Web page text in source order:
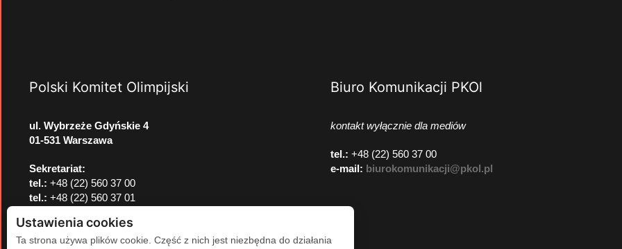
Polski Komitet Olimpijski
ul. Wybrzeże Gdyńskie 4
01-531 Warszawa
Sekretariat:
tel.: +48 (22) 560 37 00
tel.: +48 (22) 560 37 01
Biuro Komunikacji PKOl
kontakt wyłącznie dla mediów
tel.: +48 (22) 560 37 00
e-mail: biurokomunikacji@pkol.pl
Ustawienia cookies
Ta strona używa plików cookie. Część z nich jest niezbędna do działania